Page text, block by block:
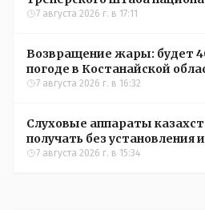
Казахстана по футболу
7 августа 2026 г. в 17:11
Возвращение жары: будет
погоде в Костанайской
7 августа 2026 г. в 16:32
Слуховые аппараты
получать без установления
7 августа 2026 г. в 15:34